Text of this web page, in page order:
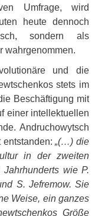
Umfrage, wird
heute dennoch
sondern als
wahrgenommen.
und die
stets im
Beschäftigung mit
einer intellektuellen
Andruchowytsch
entstanden:„(…) die
in der zweiten
wie P.
S. Jefremow. Sie
Weise, ein ganzes
Größe